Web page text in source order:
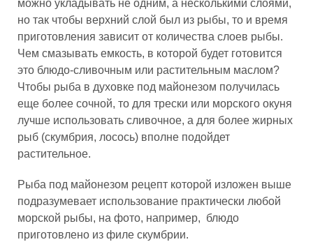
можно укладывать не одним, а несколькими слоями,
но так чтобы верхний слой был из рыбы, то и время
приготовления зависит от количества слоев рыбы.
Чем смазывать емкость, в которой будет готовится
это блюдо-сливочным или растительным маслом?
Чтобы рыба в духовке под майонезом получилась
еще более сочной, то для трески или морского окуня
лучше использовать сливочное, а для более жирных
рыб (скумбрия, лосось) вполне подойдет
растительное.
Рыба под майонезом рецепт которой изложен выше
подразумевает использование практически любой
морской рыбы, на фото, например, блюдо
приготовлено из филе скумбрии.